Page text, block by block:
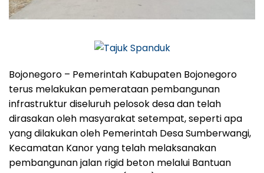
Bojonegoro – Pemerintah Kabupaten Bojonegoro
terus melakukan pemerataan pembangunan
infrastruktur diseluruh pelosok desa dan telah
dirasakan oleh masyarakat setempat, seperti apa
yang dilakukan oleh Pemerintah Desa Sumberwangi,
Kecamatan Kanor yang telah melaksanakan
pembangunan jalan rigid beton melalui Bantuan